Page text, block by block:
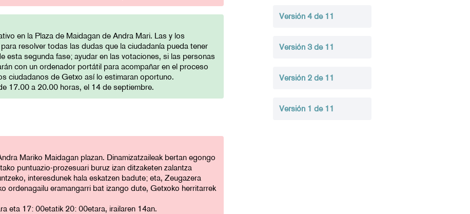
en la Plaza de Maidagan de Andra Mari. Las y los
resolver todas las dudas que la ciudadanía pueda tener
esta segunda fase; ayudar en las votaciones, si las personas
con un ordenador portátil para acompañar en el proceso
ciudadanos de Getxo así lo estimaran oportuno.
17.00 a 20.00 horas, el 14 de septiembre.
Mariko Maidagan plazan. Dinamizatzaileak bertan egongo
puntuazio-prozesuari buruz izan ditzaketen zalantza
interesdunek hala eskatzen badute; eta, Zeugazera
ordenagailu eramangarri bat izango dute, Getxoko herritarrek
eta 17: 00etatik 20: 00etara, irailaren 14an.
Versión 4 de 11
Versión 3 de 11
Versión 2 de 11
Versión 1 de 11